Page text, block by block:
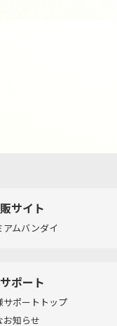
サイト
アムバンダイ
ポート
サポートトップ
お知らせ